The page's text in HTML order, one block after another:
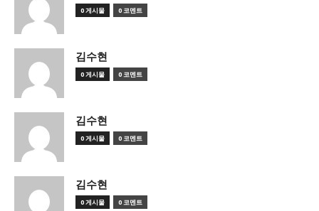
0 게시물 0 코멘트
김수현
0 게시물 0 코멘트
김수현
0 게시물 0 코멘트
김수현
0 게시물 0 코멘트